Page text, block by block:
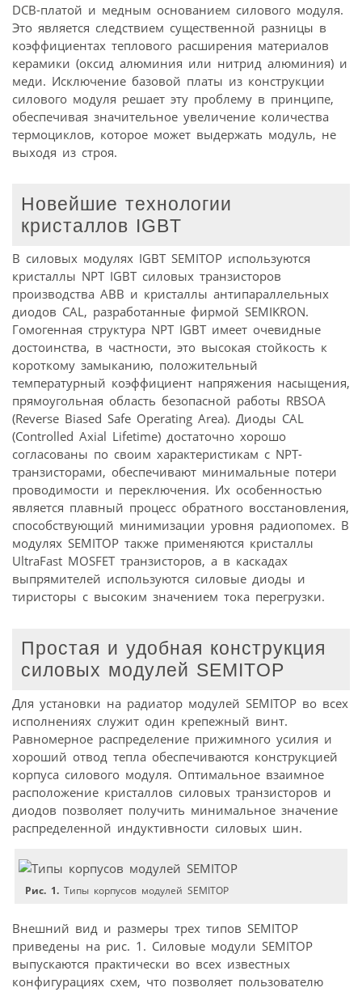
DCB-платой и медным основанием силового модуля.
Это является следствием существенной разницы в
коэффициентах теплового расширения материалов
керамики (оксид алюминия или нитрид алюминия) и
меди. Исключение базовой платы из конструкции
силового модуля решает эту проблему в принципе,
обеспечивая значительное увеличение количества
термоциклов, которое может выдержать модуль, не
выходя из строя.
Новейшие технологии
кристаллов IGBT
В силовых модулях IGBT SEMITOP используются
кристаллы NPT IGBT силовых транзисторов
производства АВВ и кристаллы антипараллельных
диодов CAL, разработанные фирмой SEMIKRON.
Гомогенная структура NPT IGBT имеет очевидные
достоинства, в частности, это высокая стойкость к
короткому замыканию, положительный
температурный коэффициент напряжения насыщения,
прямоугольная область безопасной работы RBSOA
(Reverse Biased Safe Operating Area). Диоды CAL
(Controlled Axial Lifetime) достаточно хорошо
согласованы по своим характеристикам с NPT-
транзисторами, обеспечивают минимальные потери
проводимости и переключения. Их особенностью
является плавный процесс обратного восстановления,
способствующий минимизации уровня радиопомех. В
модулях SEMITOP также применяются кристаллы
UltraFast MOSFET транзисторов, а в каскадах
выпрямителей используются силовые диоды и
тиристоры с высоким значением тока перегрузки.
Простая и удобная конструкция
силовых модулей SEMITOP
Для установки на радиатор модулей SEMITOP во всех
исполнениях служит один крепежный винт.
Равномерное распределение прижимного усилия и
хороший отвод тепла обеспечиваются конструкцией
корпуса силового модуля. Оптимальное взаимное
расположение кристаллов силовых транзисторов и
диодов позволяет получить минимальное значение
распределенной индуктивности силовых шин.
Рис. 1. Типы корпусов модулей SEMITOP
Внешний вид и размеры трех типов SEMITOP
приведены на рис. 1. Силовые модули SEMITOP
выпускаются практически во всех известных
конфигурациях схем, что позволяет пользователю